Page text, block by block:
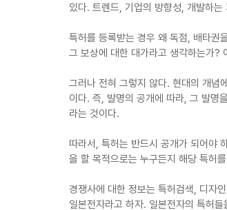
있다. 트렌드, 기업의 방향성, 개발하
특허를 등록받는 경우 왜 독점, 배타권
그 보상에 대한 대가라고 생각하는가?
그러나 전혀 그렇지 않다. 현대의 개념
이다. 즉, 발명의 공개에 따라, 그 발명
라는 것이다.
따라서, 특허는 반드시 공개가 되어야
을 할 목적으로는 누구든지 해당 특허
경쟁사에 대한 정보는 특허검색, 디자
일본전자라고 하자. 일본전자의 특허